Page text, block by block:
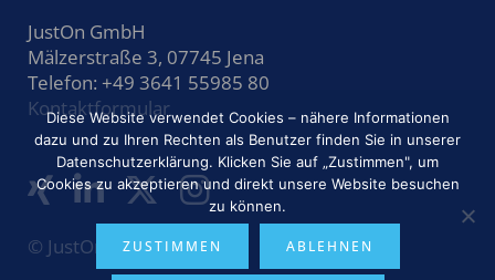
JustOn GmbH
Mälzerstraße 3, 07745 Jena
Telefon: +49 3641 55985 80
Kontaktformular
© JustOn GmbH 2026
Diese Website verwendet Cookies – nähere Informationen
dazu und zu Ihren Rechten als Benutzer finden Sie in unserer
Datenschutzerklärung. Klicken Sie auf „Zustimmen", um
Cookies zu akzeptieren und direkt unsere Website besuchen
zu können.
ZUSTIMMEN ABLEHNEN